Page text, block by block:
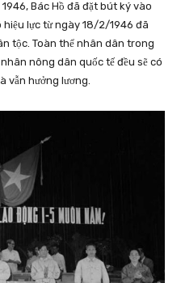
Bác Hồ đã đặt bút ký vào
hiệu lực từ ngày 18/2/1946 đã
tộc. Toàn thể nhân dân trong
nông dân quốc tế đều sẽ có
vẫn hưởng lương.